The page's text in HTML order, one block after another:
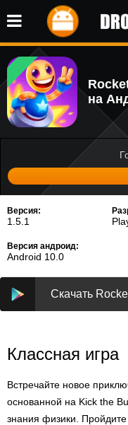
на
Версия:
1.5.1
Версия андроид:
Android 10.0
Скачать
Классная игра
Встречайте новое
основанной на Kick the
знания физики.